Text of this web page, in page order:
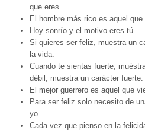
que eres.
El hombre más rico es aquel que
Hoy sonrío y el motivo eres tú.
Si quieres ser feliz, muestra un
la vida.
Cuando te sientas fuerte,
débil, muestra un carácter fuerte.
El mejor guerrero es aquel que
Para ser feliz solo necesito de
yo.
Cada vez que pienso en la